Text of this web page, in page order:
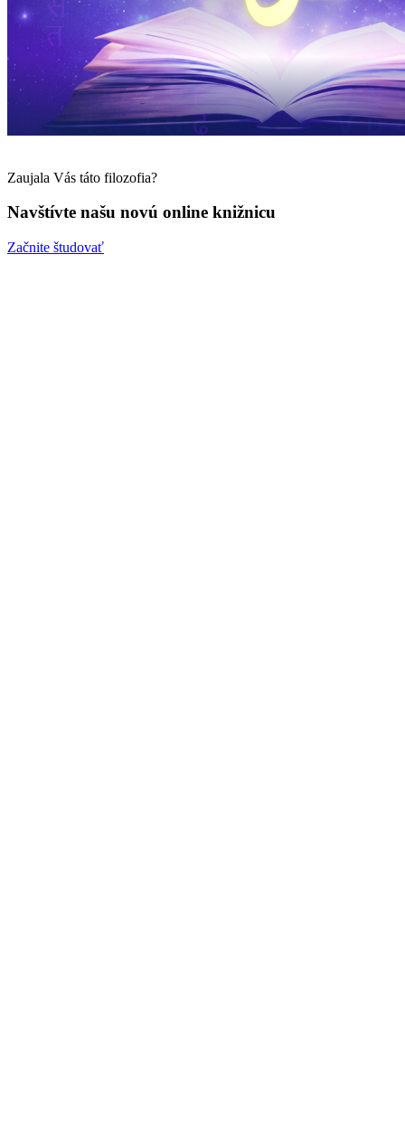
Zaujala Vás táto filozofia?
Navštívte našu novú online knižnicu
Začnite študovať